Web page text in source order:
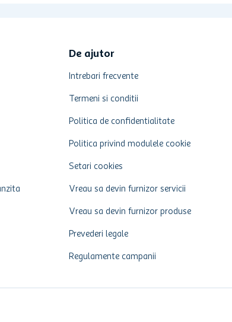
De ajutor
Intrebari frecvente
Termeni si conditii
Politica de confidentialitate
Politica privind modulele cookie
Setari cookies
Vreau sa devin furnizor servicii
Vreau sa devin furnizor produse
Prevederi legale
Regulamente campanii